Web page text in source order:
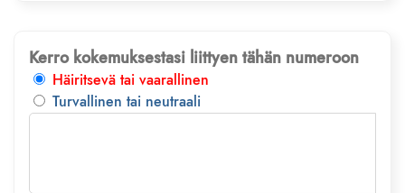
Kerro kokemuksestasi liittyen tähän numeroon
Häiritsevä tai vaarallinen
Turvallinen tai neutraali